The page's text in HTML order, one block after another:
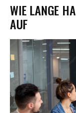
WIE LANGE
AUF